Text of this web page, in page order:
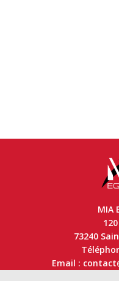
MIA
73240
Email :